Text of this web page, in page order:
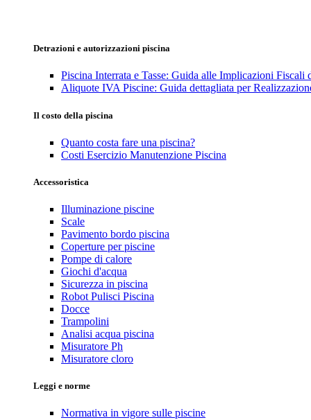
Detrazioni e autorizzazioni piscina
Piscina Interrata e Tasse: Guida alle Implicazioni Fiscali
Aliquote IVA Piscine: Guida dettagliata per
Il costo della piscina
Quanto costa fare una piscina?
Costi Esercizio Manutenzione Piscina
Accessoristica
Illuminazione piscine
Scale
Pavimento bordo piscina
Coperture per piscine
Pompe di calore
Giochi d'acqua
Sicurezza in piscina
Robot Pulisci Piscina
Docce
Trampolini
Analisi acqua piscina
Misuratore Ph
Misuratore cloro
Leggi e norme
Normativa in vigore sulle piscine